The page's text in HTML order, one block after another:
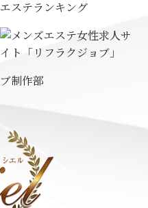
エステランキング